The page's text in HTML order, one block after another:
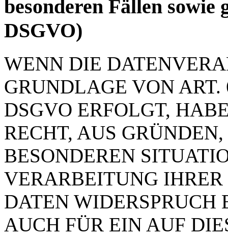
besonderen Fällen
DSGVO)
WENN DIE
GRUNDLAGE VON
DSGVO ERFOLGT,
RECHT, AUS
BESONDEREN
VERARBEITUNG IHRER
DATEN WIDERSPRUCH
AUCH FÜR EIN AUF